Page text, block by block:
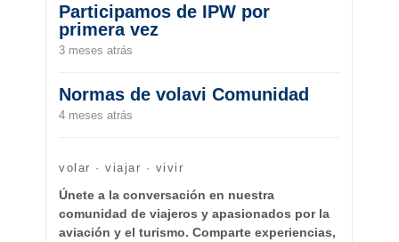
Participamos de IPW por
primera vez
3 meses atrás
Normas de volavi Comunidad
4 meses atrás
volar · viajar · vivir
Únete a la conversación en nuestra
comunidad de viajeros y apasionados por la
aviación y el turismo. Comparte experiencias,